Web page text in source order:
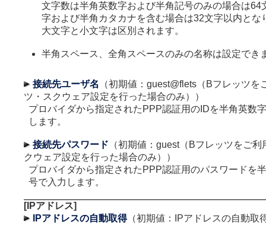
文字数は半角英数字および半角記号のみの場合は64
字および半角カタカナを含む場合は32文字以内とな
大文字と小文字は区別されます。
半角スペース、全角スペースのみの名称は設定でき
接続先ユーザ名
（初期値：guest@flets（Bフレッツを
ツ・スクウェア設定を行った場合のみ））
プロバイダから指定されたPPP認証用のIDを半角英数
します。
接続先パスワード （初期値：guest（Bフレッツをご
クウェア設定を行った場合のみ））
プロバイダから指定されたPPP認証用のパスワードを
号で入力します。
[IPアドレス]
IPアドレスの自動取得（初期値：IPアドレスの自動取